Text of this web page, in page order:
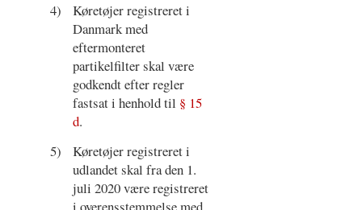
4)
Køretøjer registreret i
Danmark med
eftermonteret
partikelfilter skal være
godkendt efter regler
fastsat i henhold til § 15
d.
5)
Køretøjer registreret i
udlandet skal fra den 1.
juli 2020 være registreret
i overensstemmelse med